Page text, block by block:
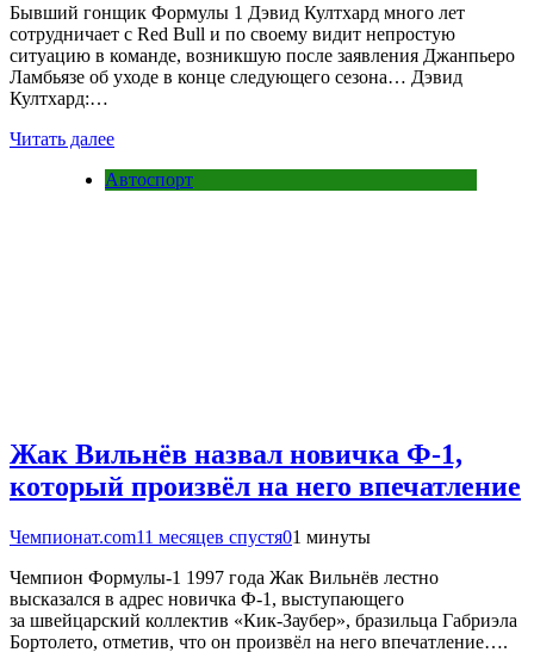
Бывший гонщик Формулы 1 Дэвид Култхард много лет
сотрудничает с Red Bull и по своему видит непростую
ситуацию в команде, возникшую после заявления Джанпьеро
Ламбьязе об уходе в конце следующего сезона… Дэвид
Култхард:…
Читать далее
Автоспорт
Жак Вильнёв назвал новичка Ф-1,
который произвёл на него впечатление
Чемпионат.com11 месяцев спустя01 минуты
Чемпион Формулы-1 1997 года Жак Вильнёв лестно
высказался в адрес новичка Ф-1, выступающего
за швейцарский коллектив «Кик-Заубер», бразильца Габриэла
Бортолето, отметив, что он произвёл на него впечатление….